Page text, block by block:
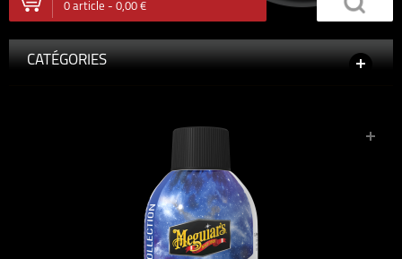
0article - 0,00 €
CATÉGORIES